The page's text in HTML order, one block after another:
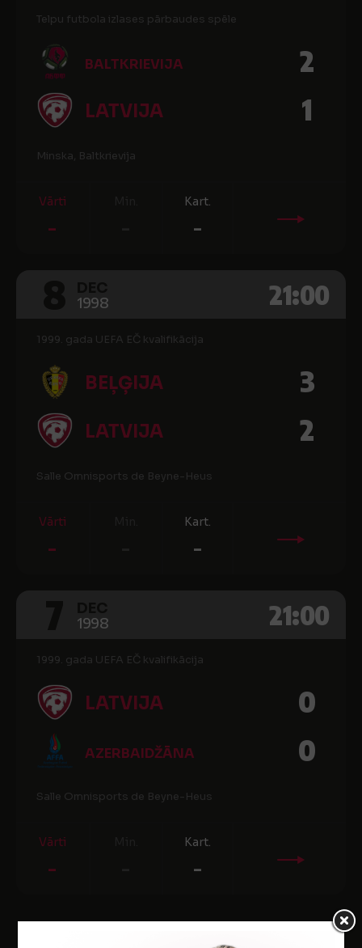
Telpu futbola izlases pārbaudes spēle
BALTKRIEVIJA 2
LATVIJA 1
Minska, Baltkrievija
Vārti
-
Kart.
-
1998 21:00
1999. gada UEFA EČ kvalifikācija
BEĻĢIJA 3
LATVIJA 2
Salle Omnisports de Beyne-Heus
Vārti
-
Kart.
-
1998 21:00
1999. gada UEFA EČ kvalifikācija
LATVIJA 0
AZERBAIDŽĀNA 0
Salle Omnisports de Beyne-Heus
Vārti
-
Kart.
-